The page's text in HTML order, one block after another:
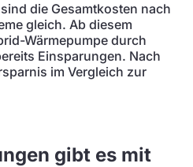
die Gesamtkosten nach
gleich. Ab diesem
Wärmepumpe durch
Einsparungen. Nach
im Vergleich zur
gibt es mit